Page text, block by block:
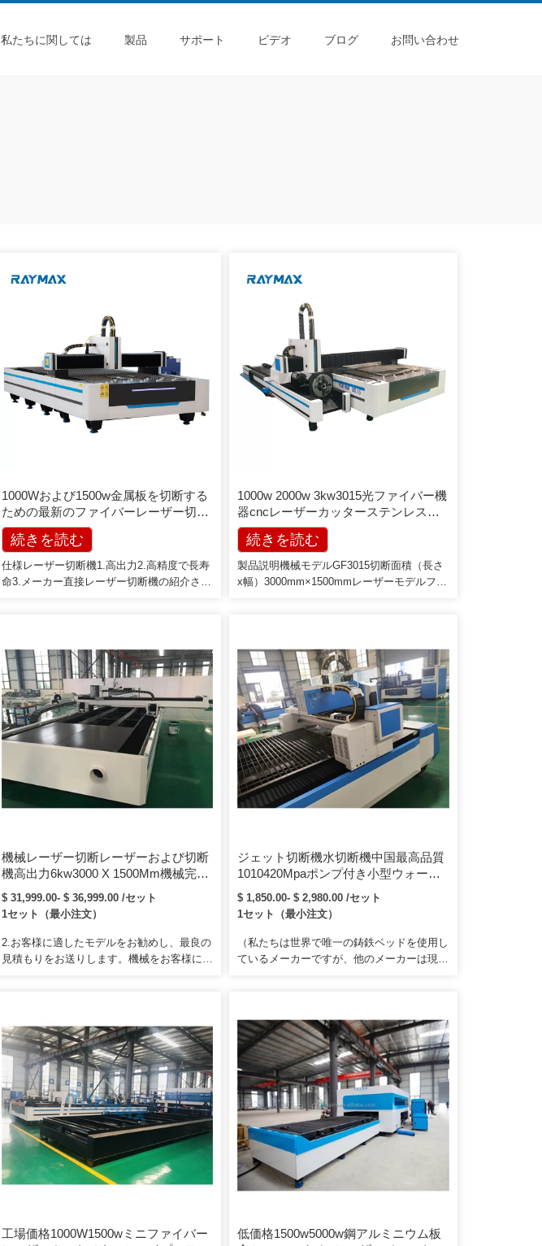
私たちに関しては 製品 サポート ビデオ ブログ お問い合わせ
1000Wおよび1500w金属板を切断する
ための最新のファイバーレーザー切断
機
続きを読む
仕様レーザー切断機1.高出力2.高精度で長寿
命3.メーカー直接レーザー切断機の紹介さま
ス鋼、炭素鋼、アルミニウム、真ちゅう、
銅、亜鉛メッキシートなどのさまざまな材料
に適用可能[…]
1000w 2000w 3kw3015光ファイバー機
器cncレーザーカッターステンレス鋼
板用カーボンメタルファイバーレーザ
ー切断機
続きを読む
製品説明機械モデルGF3015切断面積（長さ
x幅）3000mm×1500mmレーザーモデルファ
ターフェースUSB、RJ45X軸移動速度50m /
minストローク3000mm位置精度±0.05mm /
m再現性精度0.05mmY軸移動速度50m / min
ストローク1500mm位置精度±0.05mm / m再
現性精度0.05mmZ -軸[…]
機械レーザー切断レーザーおよび切断
機高出力6kw3000 X 1500Mm機械完全
密閉型ファイバーレーザー切断機
$ 31,999.00- $ 36,999.00 /セット
1セット（最小注文）
2.お客様に適したモデルをお勧めし、最良の
見積もりをお送りします。機械をお客様に直
機械を担当します。
ジェット切断機水切断機中国最高品質
1010420Mpaポンプ付き小型ウォータ
ージェット鋼合金切断機
$ 1,850.00- $ 2,980.00 /セット
1セット（最小注文）
（私たちは世界で唯一の鋳鉄ベッドを使用し
ているメーカーですが、他のメーカーは現在
切断の両方の要件を満たすチューブ切断機能
を追加します。ダイオードレーザーまたは他
のファイバーレーザーの放射を、ファイバー
コアに平行な方向でクラッドまたはコア自体
に結合することによって行われます。
工場価格1000W1500wミニファイバー
低価格1500w5000w鋼アルミニウム板